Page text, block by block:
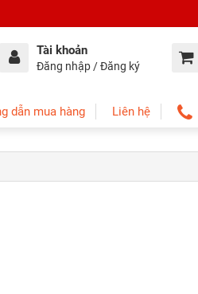
Tài khoản
Đăng nhập / Đăng ký
dẫn mua hàng Liên hệ